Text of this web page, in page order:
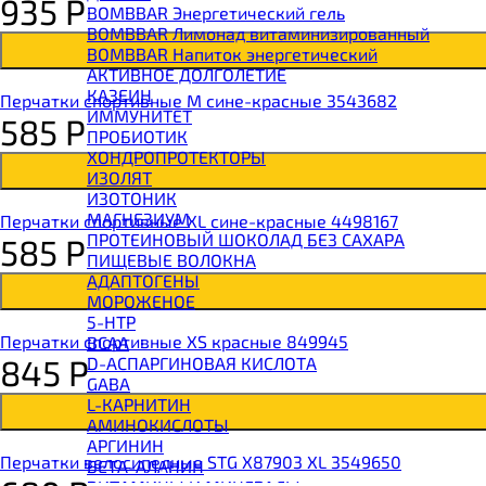
BOMBBAR Энергетический гель
BOMBBAR Лимонад витаминизированный
BOMBBAR Напиток энергетический
АКТИВНОЕ ДОЛГОЛЕТИЕ
КАЗЕИН
ИММУНИТЕТ
ПРОБИОТИК
ХОНДРОПРОТЕКТОРЫ
ИЗОЛЯТ
ИЗОТОНИК
МАГНЕЗИУМ
ПРОТЕИНОВЫЙ ШОКОЛАД БЕЗ САХАРА
ПИЩЕВЫЕ ВОЛОКНА
АДАПТОГЕНЫ
МОРОЖЕНОЕ
5-HTP
BCAA
D-АСПАРГИНОВАЯ КИСЛОТА
GABA
L-КАРНИТИН
АМИНОКИСЛОТЫ
АРГИНИН
БЕТА-АЛАНИН
935 Р
Перчатки спортивные M сине-красные 3543682
585 Р
Перчатки спортивные XL сине-красные 4498167
585 Р
Перчатки спортивные XS красные 849945
845 Р
Перчатки велосипедные STG X87903 XL 3549650